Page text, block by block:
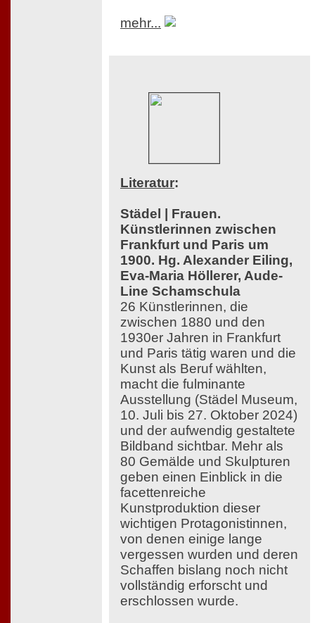
mehr...
Literatur:
Städel | Frauen.
Künstlerinnen zwischen
Frankfurt und Paris um
1900. Hg. Alexander Eiling,
Eva-Maria Höllerer, Aude-
Line Schamschula
26 Künstlerinnen, die
zwischen 1880 und den
1930er Jahren in Frankfurt
und Paris tätig waren und die
Kunst als Beruf wählten,
macht die fulminante
Ausstellung (Städel Museum,
10. Juli bis 27. Oktober 2024)
und der aufwendig gestaltete
Bildband sichtbar. Mehr als
80 Gemälde und Skulpturen
geben einen Einblick in die
facettenreiche
Kunstproduktion dieser
wichtigen Protagonistinnen,
von denen einige lange
vergessen wurden und deren
Schaffen bislang noch nicht
vollständig erforscht und
erschlossen wurde.